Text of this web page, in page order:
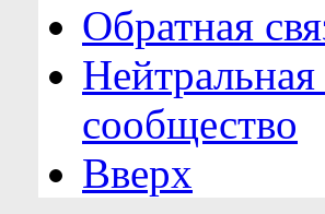
Обратная
сообщество
Вверх